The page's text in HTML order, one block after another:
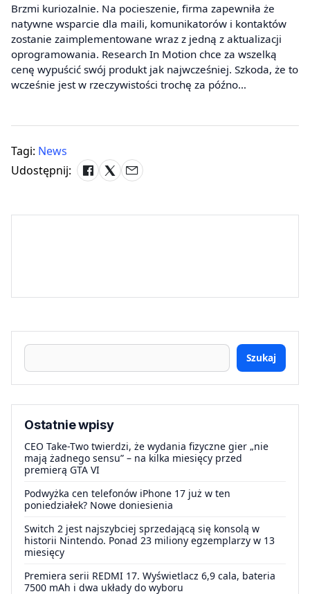
Brzmi kuriozalnie. Na pocieszenie, firma zapewniła że
natywne wsparcie dla maili, komunikatorów i kontaktów
zostanie zaimplementowane wraz z jedną z aktualizacji
oprogramowania. Research In Motion chce za wszelką
cenę wypuścić swój produkt jak najwcześniej. Szkoda, że to
wcześnie jest w rzeczywistości trochę za późno…
Tagi: News
Udostępnij:
Szukaj
Ostatnie wpisy
CEO Take-Two twierdzi, że wydania fizyczne gier „nie
mają żadnego sensu” – na kilka miesięcy przed
premierą GTA VI
Podwyżka cen telefonów iPhone 17 już w ten
poniedziałek? Nowe doniesienia
Switch 2 jest najszybciej sprzedającą się konsolą w
historii Nintendo. Ponad 23 miliony egzemplarzy w 13
miesięcy
Premiera serii REDMI 17. Wyświetlacz 6,9 cala, bateria
7500 mAh i dwa układy do wyboru